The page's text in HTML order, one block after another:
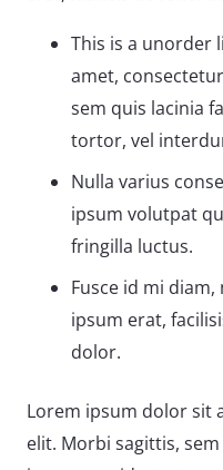
This is a unorder
amet,
sem quis lacinia
tortor, vel
Nulla varius
ipsum volutpat
fringilla luctus.
Fusce id mi
ipsum erat,
dolor.
Lorem ipsum dolor sit
elit. Morbi sagittis,